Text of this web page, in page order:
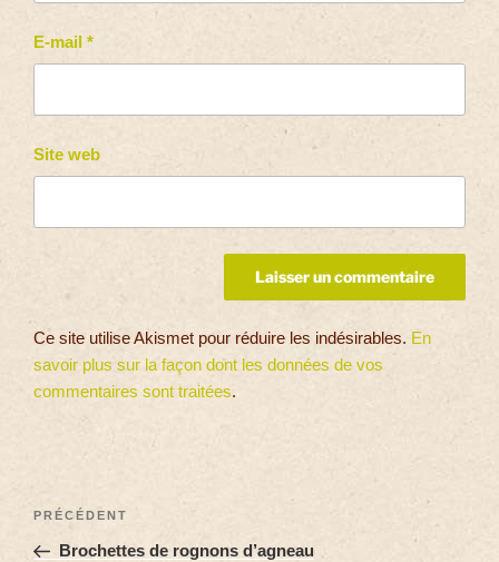
E-mail *
Site web
Ce site utilise Akismet pour réduire les indésirables. En
savoir plus sur la façon dont les données de vos
commentaires sont traitées.
PRÉCÉDENT
Brochettes de rognons d’agneau